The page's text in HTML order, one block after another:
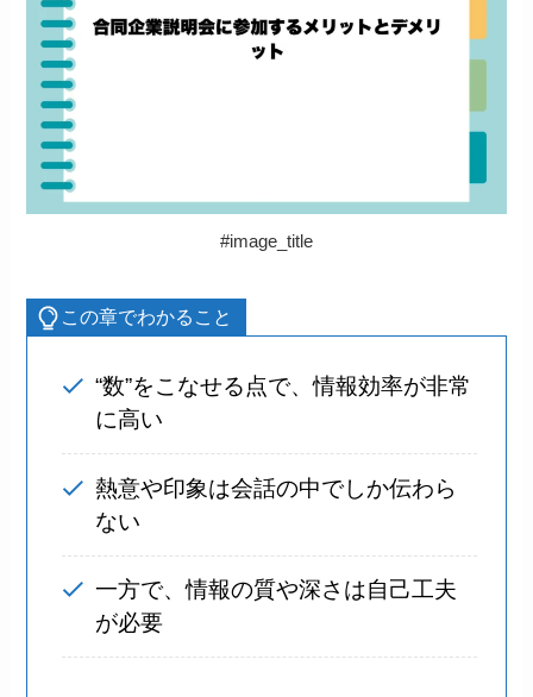
#image_title
この章でわかること
“数”をこなせる点で、情報効率が非常
に高い
熱意や印象は会話の中でしか伝わら
ない
一方で、情報の質や深さは自己工夫
が必要